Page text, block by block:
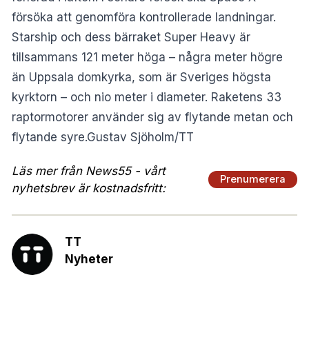
försöka att genomföra kontrollerade landningar.
Starship och dess bärraket Super Heavy är
tillsammans 121 meter höga – några meter högre
än Uppsala domkyrka, som är Sveriges högsta
kyrktorn – och nio meter i diameter. Raketens 33
raptormotorer använder sig av flytande metan och
flytande syre.Gustav Sjöholm/TT
Läs mer från News55 - vårt
nyhetsbrev är kostnadsfritt:
Prenumerera
TT
Nyheter